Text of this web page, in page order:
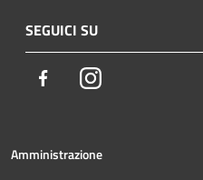
SEGUICI SU
FacebookInstagram
Amministrazione